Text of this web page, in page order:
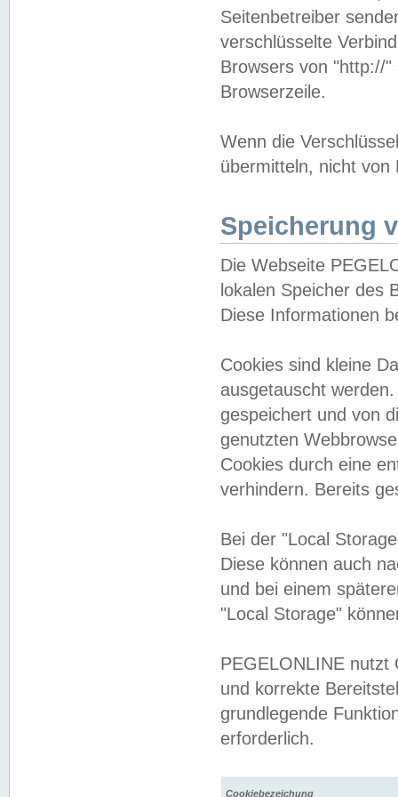
Seitenbetreiber
verschlüsselte
Browsers von "http://
Browserzeile.
Wenn die
übermitteln, nicht von
Speicherung
Die Webseite
lokalen Speicher des
Diese Informationen
Cookies sind kleine
ausgetauscht
gespeichert und von
genutzten
Cookies durch eine
verhindern. Bereits
Bei der "Local
Diese können auch
und bei einem
"Local Storage"
PEGELONLINE nutzt
und korrekte
grundlegende
erforderlich.
Cookiebezeichung